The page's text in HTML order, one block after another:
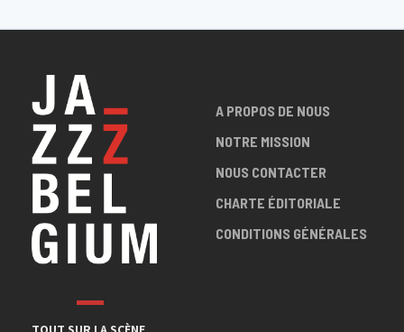
A PROPOS DE NOUS
NOTRE MISSION
NOUS CONTACTER
CHARTE ÉDITORIALE
CONDITIONS GÉNÉRALES